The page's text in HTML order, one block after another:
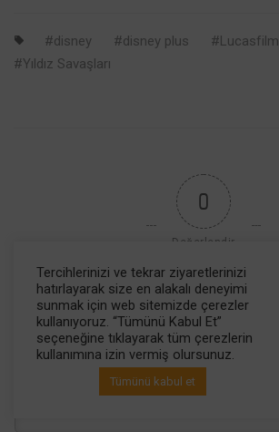
disney disney plus Lucasfilm
Yıldız Savaşları
0
Değerlendir
Abone ol
Tercihlerinizi ve tekrar ziyaretlerinizi
hatırlayarak size en alakalı deneyimi
sunmak için web sitemizde çerezler
kullanıyoruz. “Tümünü Kabul Et”
seçeneğine tıklayarak tüm çerezlerin
kullanımına izin vermiş olursunuz.
Tümünü kabul et